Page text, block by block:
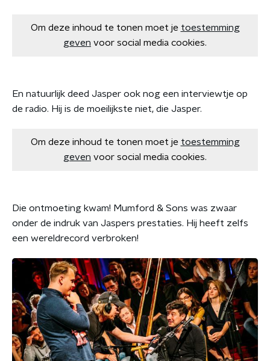
Om deze inhoud te tonen moet je toestemming
geven voor social media cookies.
En natuurlijk deed Jasper ook nog een interviewtje op
de radio. Hij is de moeilijkste niet, die Jasper.
Om deze inhoud te tonen moet je toestemming
geven voor social media cookies.
Die ontmoeting kwam! Mumford & Sons was zwaar
onder de indruk van Jaspers prestaties. Hij heeft zelfs
een wereldrecord verbroken!